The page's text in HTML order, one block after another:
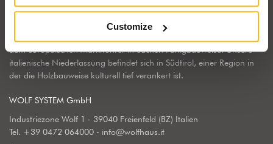
Customize
dem europäischen Marktführer in Sachen Fertigbauweise. Unsere
italienische Niederlassung befindet sich in Südtirol, einer Region in
der die Holzbauweise kulturell tief verankert ist.
WOLF SYSTEM GmbH
Industriezone Wolf 1 - 39040 Freienfeld (BZ) Italien
Tel. +39 0472 064000 - info@wolfhaus.it